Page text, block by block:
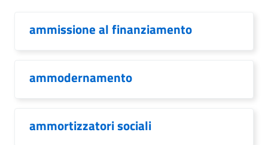
ammissione al finanziamento
ammodernamento
ammortizzatori sociali